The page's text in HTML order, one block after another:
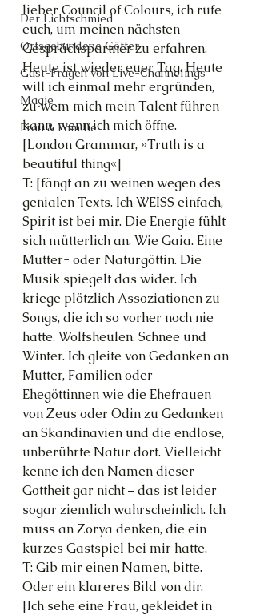
Der Lichtschmied
Ortsgebundene Götter
Gast-Fragen von Live-Channelings
Magie
Frau & Familie
lieber Council of Colours, ich rufe
euch, um meinen nächsten
Gesprächspartner zu erfahren.
Heute ist wieder euer Tag. Heute
will ich einmal mehr ergründen,
zu wem mich mein Talent führen
kann, wenn ich mich öffne.
[London Grammar, »Truth is a
beautiful thing«]
T: [fängt an zu weinen wegen des
genialen Texts. Ich WEISS einfach,
Spirit ist bei mir. Die Energie fühlt
sich mütterlich an. Wie Gaia. Eine
Mutter- oder Naturgöttin. Die
Musik spiegelt das wider. Ich
kriege plötzlich Assoziationen zu
Songs, die ich so vorher noch nie
hatte. Wolfsheulen. Schnee und
Winter. Ich gleite von Gedanken an
Mutter, Familien oder
Ehegöttinnen wie die Ehefrauen
von Zeus oder Odin zu Gedanken
an Skandinavien und die endlose,
unberührte Natur dort. Vielleicht
kenne ich den Namen dieser
Gottheit gar nicht – das ist leider
sogar ziemlich wahrscheinlich. Ich
muss an Zorya denken, die ein
kurzes Gastspiel bei mir hatte.
T: Gib mir einen Namen, bitte.
Oder ein klareres Bild von dir.
[Ich sehe eine Frau, gekleidet in